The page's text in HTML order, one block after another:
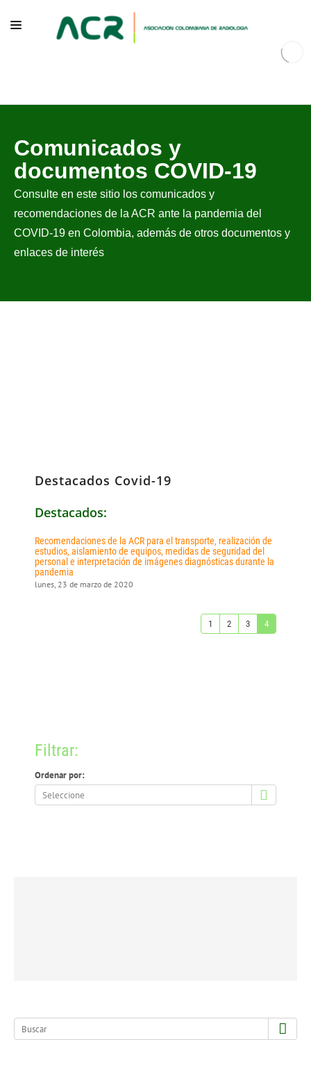
EDUCACIÓN
PUBLICACIONES
PROGRAMAS INSTITUCIONALES
PROGRAMAS POR PATOLOGÍAS
JURÍDICO
Comunicados y
documentos COVID-19
Consulte en este sitio los comunicados y
recomendaciones de la ACR ante la pandemia del
COVID-19 en Colombia, además de otros documentos y
enlaces de interés
Destacados Covid-19
Destacados:
Recomendaciones de la ACR para el transporte, realización de
estudios, aislamiento de equipos, medidas de seguridad del
personal e interpretación de imágenes diagnósticas durante la
pandemia
lunes, 23 de marzo de 2020
1 2 3 4
Filtrar:
Ordenar por:
Ordenar